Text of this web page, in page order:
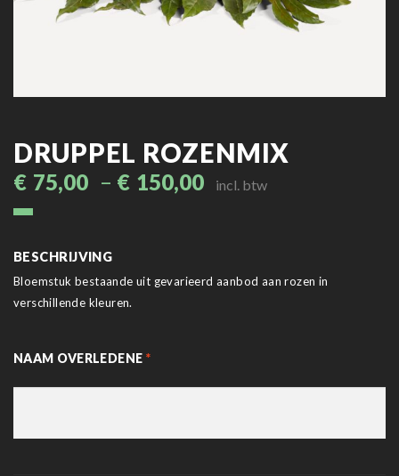
DRUPPEL ROZENMIX
€ 75,00 – € 150,00 incl. btw
BESCHRIJVING
Bloemstuk bestaande uit gevarieerd aanbod aan rozen in
verschillende kleuren.
NAAM OVERLEDENE *